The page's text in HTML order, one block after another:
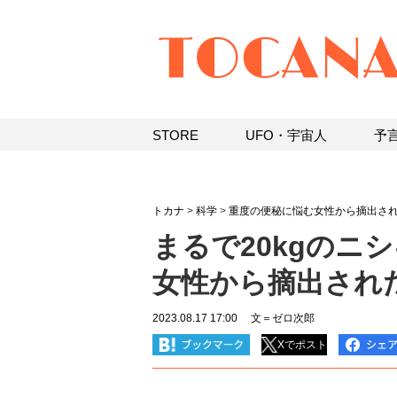
トカナ > 科学 > 重度の便秘に悩む女性から摘出さ
まるで20kgのニ
女性から摘出され
2023.08.17 17:00 文＝ゼロ次郎
Xでポスト
STORE UFO・宇宙人 予